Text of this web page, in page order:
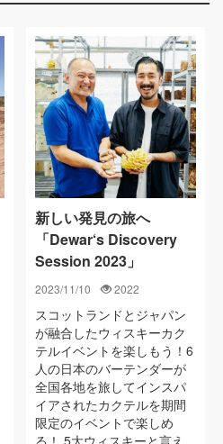
新しい発見の旅へ
「Dewar‘s Discovery
Session 2023」
2023/11/10 2022
スコットランドとジャパン
が融合したウィスキーカク
テルイベントを楽しもう！6
人の日本のバーテンダーが
全国各地を旅してインスパ
イアされたカクテルを期間
限定のイベントで楽しめ